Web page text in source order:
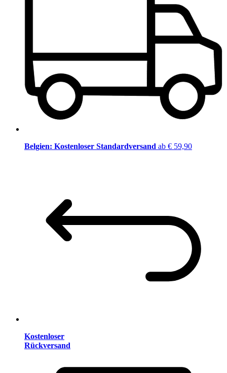
Belgien: Kostenloser Standardversand ab € 59,90
Kostenloser
Rückversand